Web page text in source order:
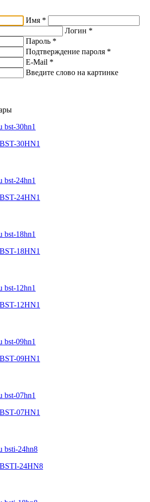
Имя *
Логин *
Пароль *
Подтверждение пароля *
E-Mail *
Введите слово на картинке
30HN1
24HN1
18HN1
12HN1
09HN1
07HN1
24HN8